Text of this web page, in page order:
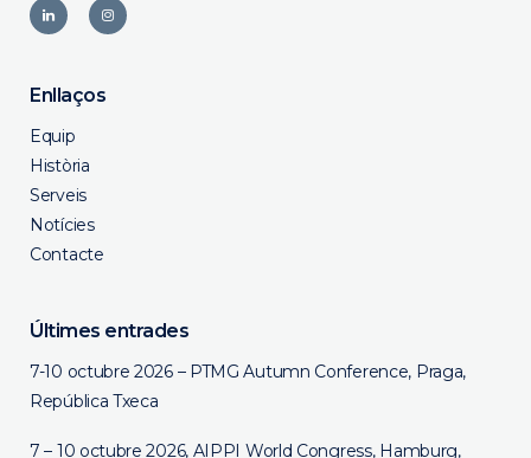
Enllaços
Equip
Història
Serveis
Notícies
Contacte
Últimes entrades
7-10 octubre 2026 – PTMG Autumn Conference, Praga,
República Txeca
7 – 10 octubre 2026, AIPPI World Congress, Hamburg,